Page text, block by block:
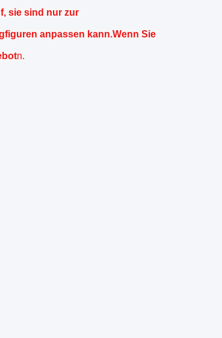
sie sind nur zur
anpassen kann.Wenn Sie
n.